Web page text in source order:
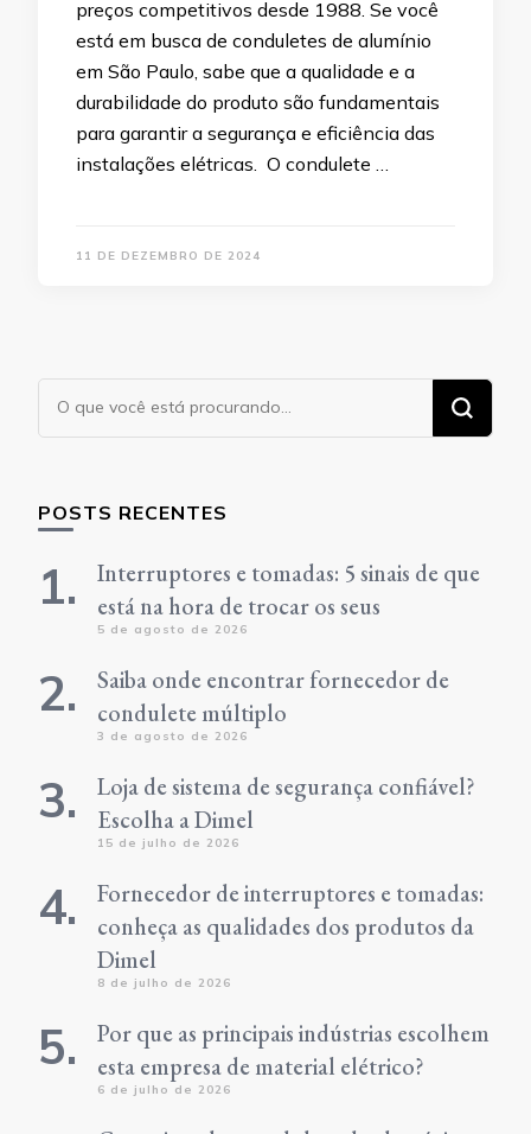
preços competitivos desde 1988. Se você
está em busca de conduletes de alumínio
em São Paulo, sabe que a qualidade e a
durabilidade do produto são fundamentais
para garantir a segurança e eficiência das
instalações elétricas. O condulete …
11 DE DEZEMBRO DE 2024
Procurando
algo?
POSTS RECENTES
Interruptores e tomadas: 5 sinais de que
está na hora de trocar os seus
5 de agosto de 2026
Saiba onde encontrar fornecedor de
condulete múltiplo
3 de agosto de 2026
Loja de sistema de segurança confiável?
Escolha a Dimel
15 de julho de 2026
Fornecedor de interruptores e tomadas:
conheça as qualidades dos produtos da
Dimel
8 de julho de 2026
Por que as principais indústrias escolhem
esta empresa de material elétrico?
6 de julho de 2026